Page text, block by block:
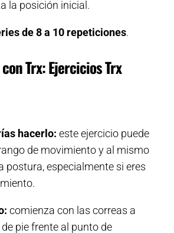
la posición inicial.
de 8 a 10 repeticiones.
Trx: Ejercicios Trx
hacerlo: este ejercicio puede
de movimiento y al mismo
postura, especialmente si eres
comienza con las correas a
pie frente al punto de